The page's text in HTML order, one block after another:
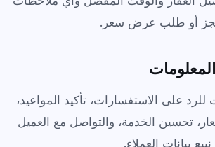
Carpet & Rug Cleaning
Curtain Cleaning
Handyman Services
Tourist Club Area (Al Zahiyah)
View all areas
أو طلب عرض سعر.
على الاستفسارات، تأكيد المواعيد،
تحسين الخدمة، والتواصل مع العميل
بيانات العملاء.